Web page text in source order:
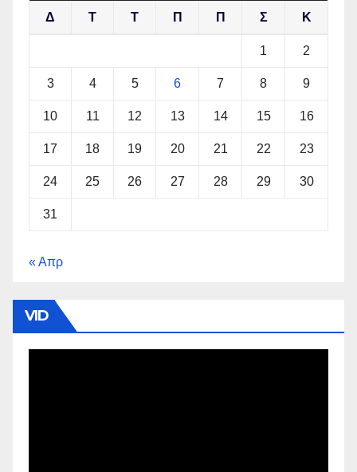
Δ Τ Τ Π Π Σ Κ
1 2
3 4 5 6 7 8 9
10 11 12 13 14 15 16
17 18 19 20 21 22 23
24 25 26 27 28 29 30
31
« Απρ
VID